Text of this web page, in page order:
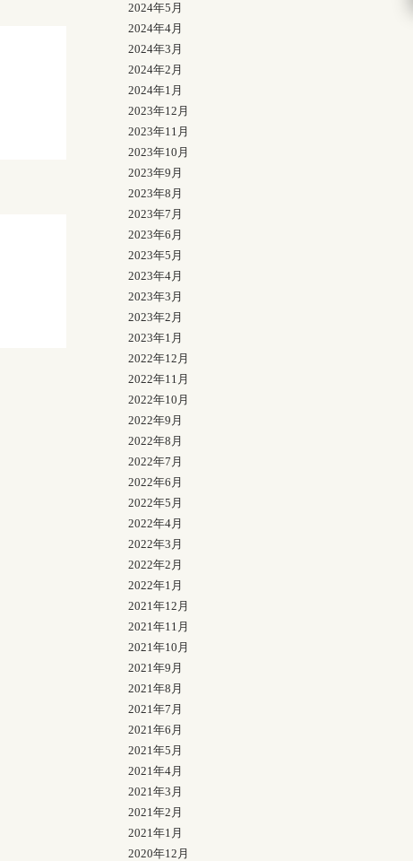
2024年5月
2024年4月
2024年3月
2024年2月
2024年1月
2023年12月
2023年11月
2023年10月
2023年9月
2023年8月
2023年7月
2023年6月
2023年5月
2023年4月
2023年3月
2023年2月
2023年1月
2022年12月
2022年11月
2022年10月
2022年9月
2022年8月
2022年7月
2022年6月
2022年5月
2022年4月
2022年3月
2022年2月
2022年1月
2021年12月
2021年11月
2021年10月
2021年9月
2021年8月
2021年7月
2021年6月
2021年5月
2021年4月
2021年3月
2021年2月
2021年1月
2020年12月